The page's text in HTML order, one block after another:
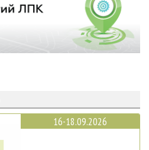
16-18.09.2026